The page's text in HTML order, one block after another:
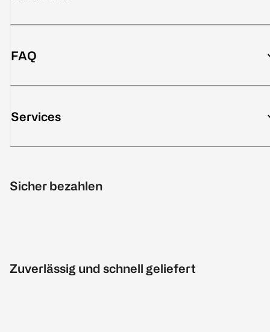
FAQ
Services
Sicher bezahlen
Zuverlässig und schnell geliefert